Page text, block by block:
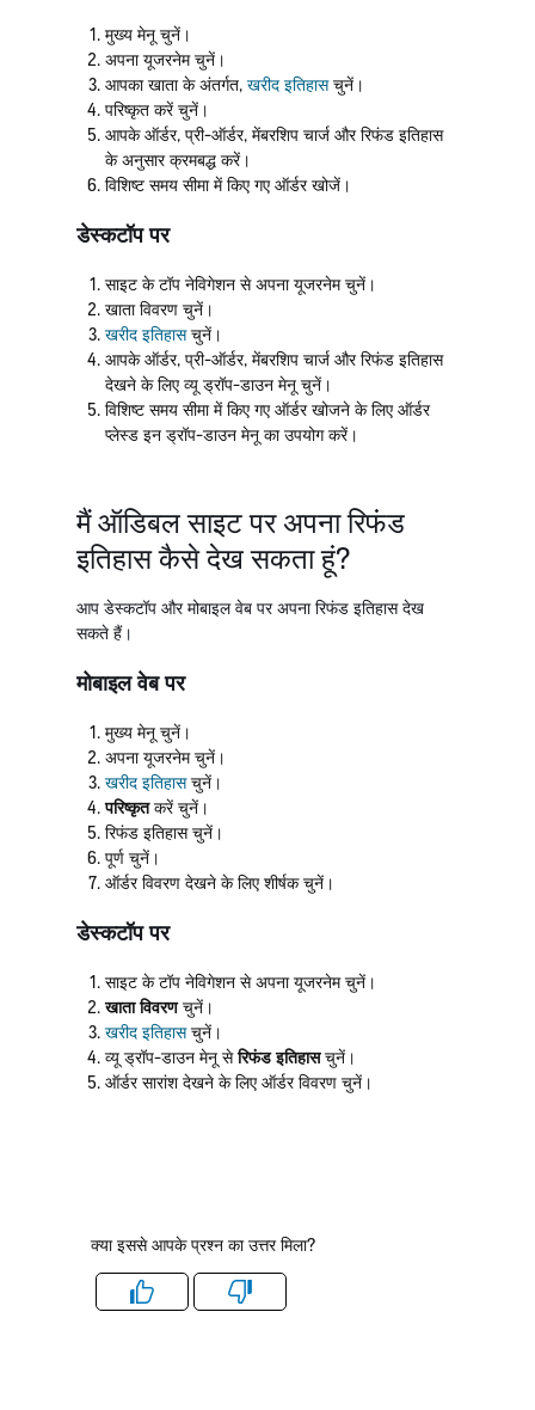
मुख्य मेनू चुनें।
अपना यूजरनेम चुनें।
आपका खाता के अंतर्गत,खरीद इतिहासचुनें।
परिष्कृत करें चुनें।
आपके ऑर्डर, प्री-ऑर्डर, मेंबरशिप चार्ज और रिफंड इतिहास
के अनुसार क्रमबद्ध करें।
विशिष्ट समय सीमा में किए गए ऑर्डर खोजें।
डेस्कटॉप पर
साइट के टॉप नेविगेशन से अपना यूजरनेम चुनें।
खाता विवरण चुनें।
खरीद इतिहासचुनें।
आपके ऑर्डर, प्री-ऑर्डर, मेंबरशिप चार्ज और रिफंड इतिहास
देखने के लिए व्यू ड्रॉप-डाउन मेनू चुनें।
विशिष्ट समय सीमा में किए गए ऑर्डर खोजने के लिए ऑर्डर
प्लेस्ड इन ड्रॉप-डाउन मेनू का उपयोग करें।
मैं ऑडिबल साइट पर अपना रिफंड
इतिहास कैसे देख सकता हूं?
आप डेस्कटॉप और मोबाइल वेब पर अपना रिफंड इतिहास देख
सकते हैं।
मोबाइल वेब पर
मुख्य मेनू चुनें।
अपना यूजरनेम चुनें।
खरीद इतिहासचुनें।
परिष्कृतकरें चुनें।
रिफंड इतिहास चुनें।
पूर्ण चुनें।
ऑर्डर विवरण देखने के लिए शीर्षक चुनें।
डेस्कटॉप पर
साइट के टॉप नेविगेशन से अपना यूजरनेम चुनें।
खाता विवरणचुनें।
खरीद इतिहासचुनें।
व्यू ड्रॉप-डाउन मेनू सेरिफंड इतिहासचुनें।
ऑर्डर सारांश देखने के लिए ऑर्डर विवरण चुनें।
क्या इससे आपके प्रश्न का उत्तर मिला?
Like Dislike